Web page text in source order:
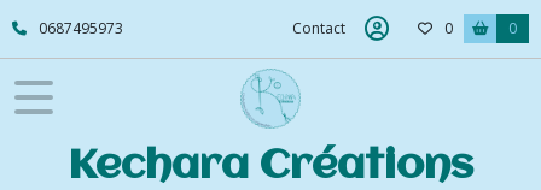
0687495973 Contact 0 0
Kechara Créations